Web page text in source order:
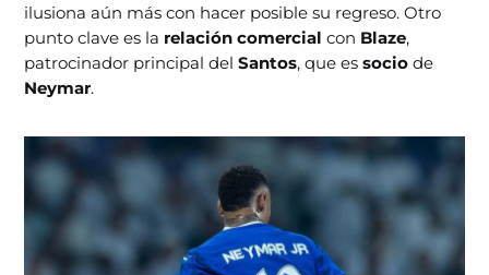
ilusiona aún más con hacer posible su regreso. Otro
punto clave es la relación comercialcon Blaze,
patrocinador principal delSantos, que essociode
Neymar.